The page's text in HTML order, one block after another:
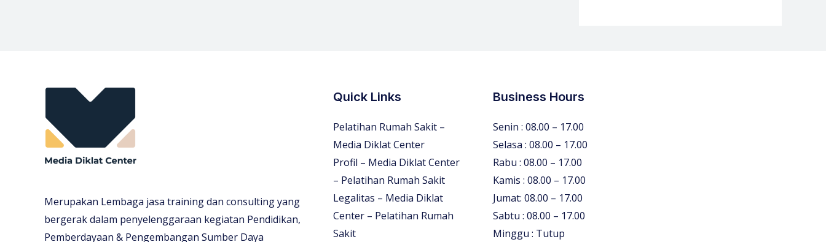
Merupakan Lembaga jasa training dan consulting yang
bergerak dalam penyelenggaraan kegiatan Pendidikan,
Pemberdayaan & Pengembangan Sumber Daya
Quick Links
Pelatihan Rumah Sakit –
Media Diklat Center
Profil – Media Diklat Center
– Pelatihan Rumah Sakit
Legalitas – Media Diklat
Center – Pelatihan Rumah
Sakit
Business Hours
Senin : 08.00 – 17.00
Selasa : 08.00 – 17.00
Rabu : 08.00 – 17.00
Kamis : 08.00 – 17.00
Jumat: 08.00 – 17.00
Sabtu : 08.00 – 17.00
Minggu : Tutup